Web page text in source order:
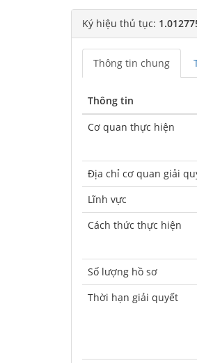
Ký hiệu thủ tục:
Thông tin chung
Thông tin
Cơ quan thực hiện
Địa chỉ cơ quan giải
Lĩnh vực
Cách thức thực hiện
Số lượng hồ sơ
Thời hạn giải quyết